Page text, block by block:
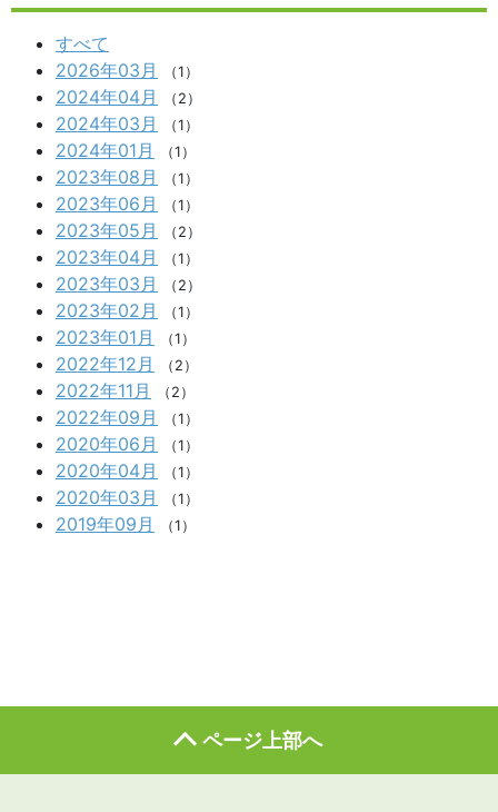
すべて
2026年03月
（1）
2024年04月 （2）
2024年03月 （1）
2024年01月 （1）
2023年08月 （1）
2023年06月 （1）
2023年05月 （2）
2023年04月 （1）
2023年03月 （2）
2023年02月 （1）
2023年01月 （1）
2022年12月 （2）
2022年11月 （2）
2022年09月 （1）
2020年06月 （1）
2020年04月 （1）
2020年03月 （1）
2019年09月 （1）
ページ上部へ